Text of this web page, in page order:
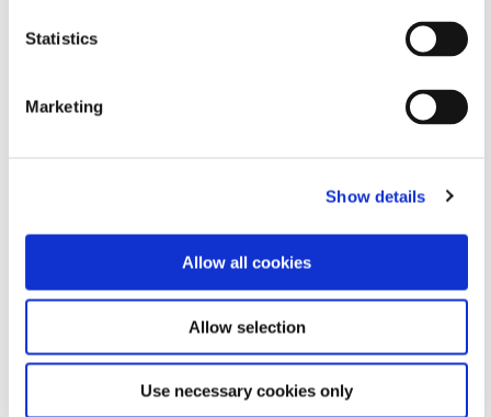
Statistics
Marketing
Show details
Allow all cookies
Allow selection
Use necessary cookies only
这些测试通常在完全固化的粘合剂样品上进行，但制造商
仍然符合​​要求。固化时间和方法等因素会影响粘合剂的生
如环氧乙烷 (EtO) 和伽马射线灭菌。然而，高压灭菌耐受
考虑的因素。
通过创新解决方案提高质量
确保高质量粘合对于医疗器械的可靠性至关重要。一些先
进的粘合剂采用发荧光的粘合剂，便于在紫外线下进行检
查。此功能使制造商能够确保粘合剂覆盖整个粘合线并揭
示任何潜在缺陷，如气泡或空隙。